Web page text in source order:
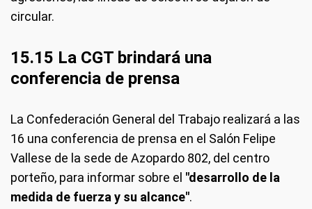
circular.
15.15 La CGT brindará una
conferencia de prensa
La Confederación General del Trabajo realizará a las
16 una conferencia de prensa en el Salón Felipe
Vallese de la sede de Azopardo 802, del centro
porteño, para informar sobre el "desarrollo de la
medida de fuerza y su alcance".